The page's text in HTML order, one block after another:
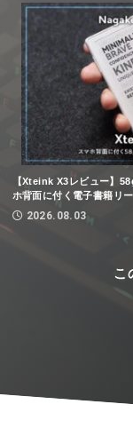
【Xteink X3レビュー】
ホ背面に付く電子書籍リ
2026.08.03
こ